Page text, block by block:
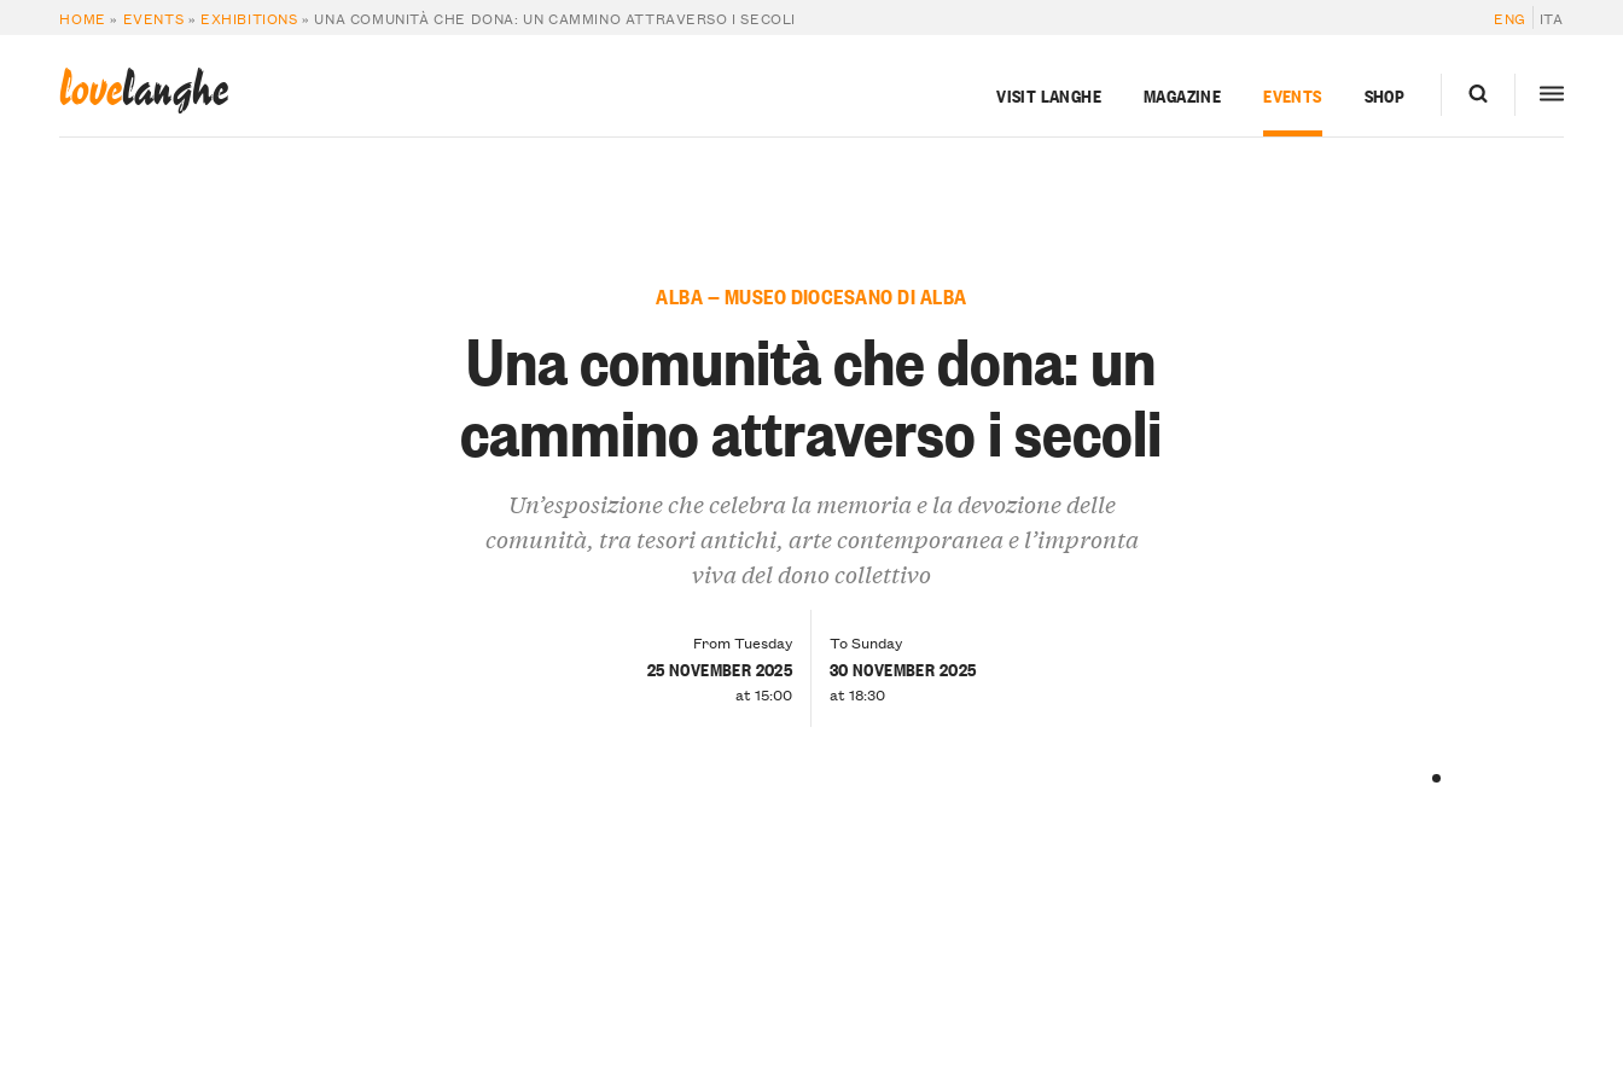
HOME » EVENTS » EXHIBITIONS » UNA COMUNITÀ CHE DONA: UN CAMMINO ATTRAVERSO I SECOLI ENG ITA
lovelanghe VISIT LANGHE MAGAZINE EVENTS SHOP
ALBA — MUSEO DIOCESANO DI ALBA
Una comunità che dona: un
cammino attraverso i secoli
Un’esposizione che celebra la memoria e la devozione delle
comunità, tra tesori antichi, arte contemporanea e l’impronta
viva del dono collettivo
From Tuesday
25 NOVEMBER 2025
at 15:00
To Sunday
30 NOVEMBER 2025
at 18:30